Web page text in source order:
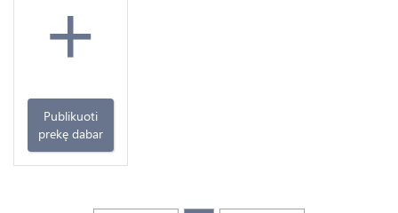
+
Publikuoti
prekę dabar